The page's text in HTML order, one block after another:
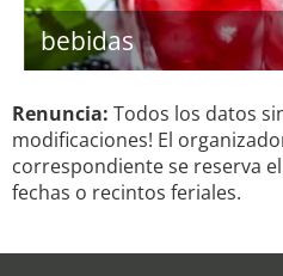
bebidas
Renuncia: Todos los datos
modificaciones! El
correspondiente se reserva
fechas o recintos feriales.